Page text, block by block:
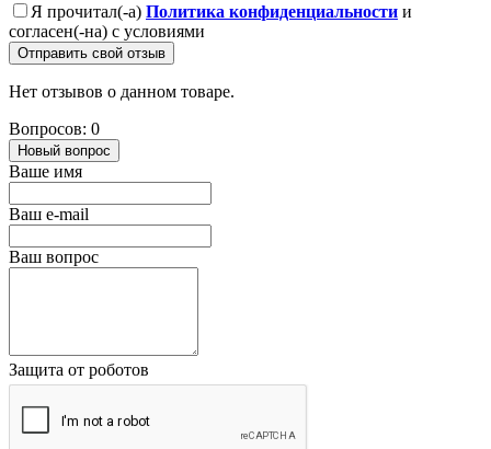
Я прочитал(-а) Политика конфиденциальности и
согласен(-на) с условиями
Отправить свой отзыв
Нет отзывов о данном товаре.
Вопросов: 0
Новый вопрос
Ваше имя
Ваш e-mail
Ваш вопрос
Защита от роботов